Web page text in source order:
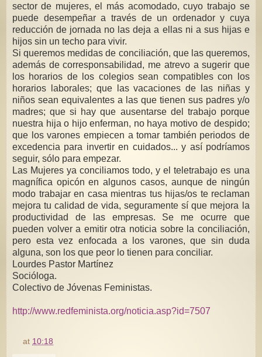
sector de mujeres, el más acomodado, cuyo trabajo se
puede desempeñar a través de un ordenador y cuya
reducción de jornada no las deja a ellas ni a sus hijas e
hijos sin un techo para vivir.
Si queremos medidas de conciliación, que las queremos,
además de corresponsabilidad, me atrevo a sugerir que
los horarios de los colegios sean compatibles con los
horarios laborales; que las vacaciones de las niñas y
niños sean equivalentes a las que tienen sus padres y/o
madres; que si hay que ausentarse del trabajo porque
nuestra hija o hijo enferman, no haya motivo de despido;
que los varones empiecen a tomar también periodos de
excedencia para invertir en cuidados... y así podríamos
seguir, sólo para empezar.
Las Mujeres ya conciliamos todo, y el teletrabajo es una
magnífica opicón en algunos casos, aunque de ningún
modo trabajar en casa mientras tus hijas/os te reclaman
mejora tu calidad de vida, seguramente sí que mejora la
productividad de las empresas. Se me ocurre que
pueden volver a emitir otra noticia sobre la conciliación,
pero esta vez enfocada a los varones, que sin duda
alguna, son los que peor lo tienen para conciliar.
Lourdes Pastor Martínez
Socióloga.
Colectivo de Jóvenas Feministas.
http://www.redfeminista.org/noticia.asp?id=7507
at 10:18